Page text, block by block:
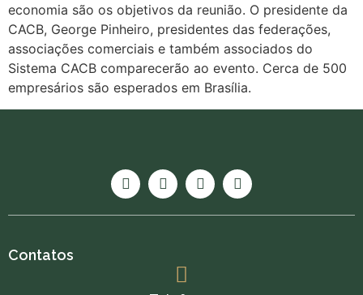
economia são os objetivos da reunião. O presidente da
CACB, George Pinheiro, presidentes das federações,
associações comerciais e também associados do
Sistema CACB comparecerão ao evento. Cerca de 500
empresários são esperados em Brasília.
Contatos